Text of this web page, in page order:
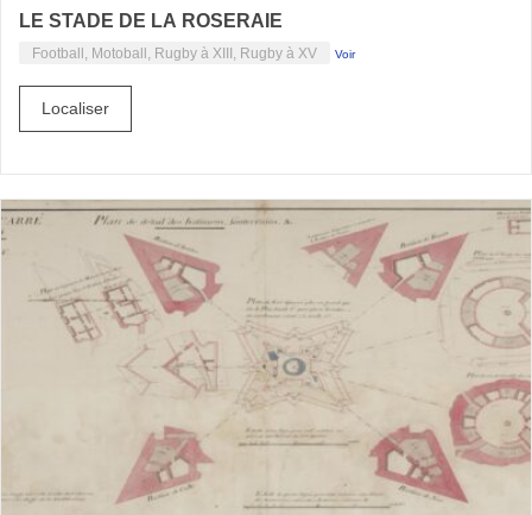
LE STADE DE LA ROSERAIE
Football, Motoball, Rugby à XIII, Rugby à XV Voir
Localiser